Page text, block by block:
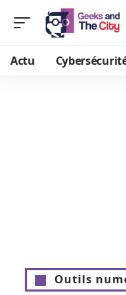
Actu
Outils